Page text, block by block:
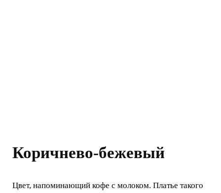
Коричнево-бежевый
Цвет, напоминающий кофе с молоком. Платье такого